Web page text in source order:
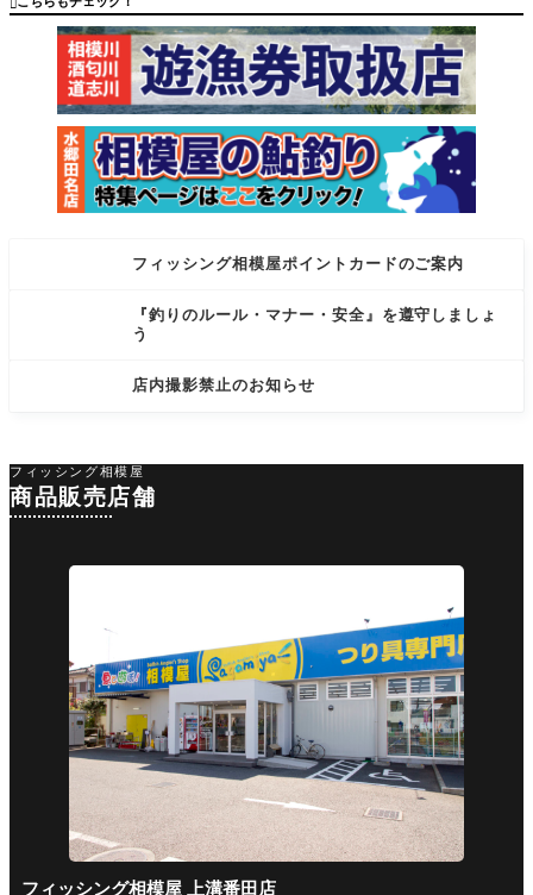
フィッシング相模屋ポイントカードのご案内
『釣りのルール・マナー・安全』を遵守しましょ
う
店内撮影禁止のお知らせ
o) ROAD t
o
標準自重:1
58g
フィッシング相模屋
商品販売店舗
フィッシング相模屋 上溝番田店